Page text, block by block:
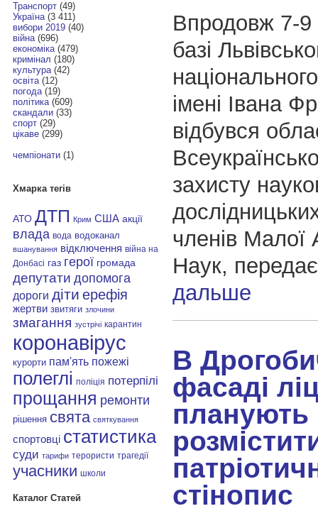
Транспорт(49)
Україна(3 411)
вибори 2019(40)
війна(696)
економіка(479)
кримінал (180)
культура(42)
освіта(12)
погода(19)
політика(609)
скандали(33)
спорт(29)
цікаве(299)
чемпіонати(1)
Хмарка тегів
АТО ДТП Крим США акції
влада вода водоканал
вшанування відключення війна на
Донбасі газ герої громада
депутати допомога
дороги діти ерефія
жертви звитяги злочини
змагання зустрічі карантин
коронавірус
курорти пам'ять пожежі
полеглі поліція потерпілі
прощання ремонти
рішення свята святкування
спортовці статистика
суди тарифи терористи трагедії
учасники школи
Каталог Статей
Впродовж 7-9
базі
імені Івана
відбувся
захисту
членів Малої
Наук,
дальше
В
фасаді
планують
стінопис